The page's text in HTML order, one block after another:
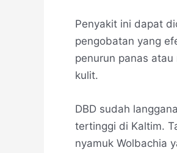
Penyakit ini dapat
pengobatan yang
penurun panas
kulit.
DBD sudah
tertinggi di Kaltim.
nyamuk Wolbachia